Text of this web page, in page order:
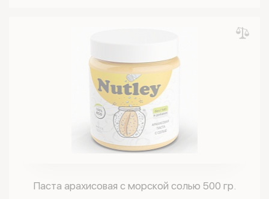
Паста арахисовая с морской солью 500 гр.